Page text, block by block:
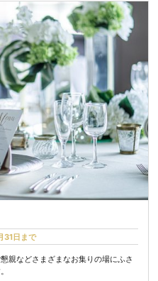
31日まで
親などさまざまなお集りの場にふさ